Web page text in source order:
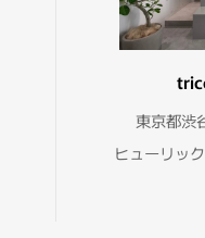
東京都渋
ヒューリッ